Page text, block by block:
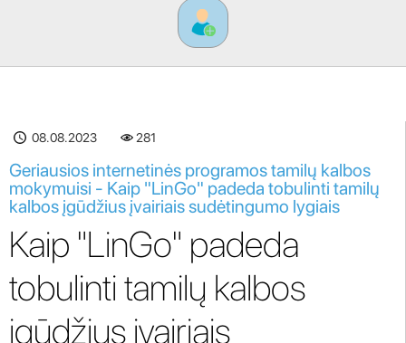
08.08.2023 281
Geriausios internetinės programos tamilų kalbos
mokymuisi - Kaip "LinGo" padeda tobulinti tamilų
kalbos įgūdžius įvairiais sudėtingumo lygiais
Kaip "LinGo" padeda
tobulinti tamilų kalbos
įgūdžius įvairiais